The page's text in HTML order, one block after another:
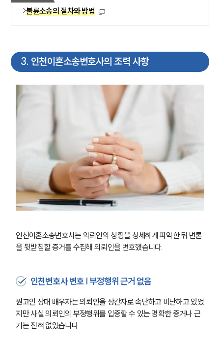
불륜소송의 절차와 방법
3. 인천이혼소송변호사의 조력 사항
인천이혼소송변호사는 의뢰인의 상황을 상세하게 파악한 뒤 변론
을 뒷받침할 증거를 수집해 의뢰인을 변호했습니다.
인천변호사 변호 | 부정행위 근거 없음
원고인 상대 배우자는 의뢰인을 상간자로 속단하고 비난하고 있었
지만 사실 의뢰인의 부정행위를 입증할 수 있는 명확한 증거나 근
거는 전혀 없었습니다.